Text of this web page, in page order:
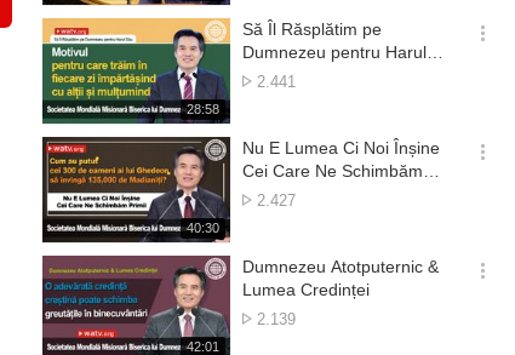
생
시
간
재
생
시
간
28:58
Să Îl Răsplătim pe
Dumnezeu pentru Harul
SăuNumărul
2.441
옵
재
생
간
40:30
Nu E Lumea Ci Noi Înșine
Cei Care Ne Schimbăm
Primii
Numărul
2.427
옵
재
42:01
Dumnezeu Atotputernic &
Lumea Credinței
Numărul
2.139
옵